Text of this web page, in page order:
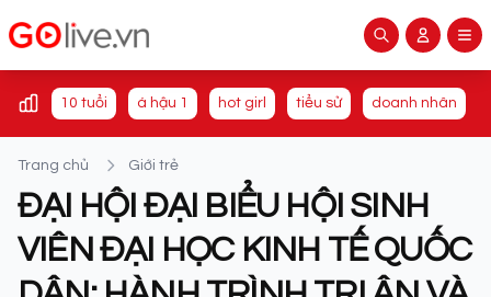
10 tuổi á hậu 1 hot girl tiểu sử doanh nhân
Trang chủ Giới trẻ
ĐẠI HỘI ĐẠI BIỂU HỘI SINH
VIÊN ĐẠI HỌC KINH TẾ QUỐC